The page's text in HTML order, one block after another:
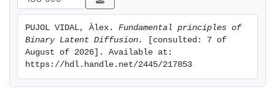
PUJOL VIDAL, Àlex. Fundamental principles of
Binary Latent Diffusion.
[consulted: 7 of
August of 2026]. Available at:
https://hdl.handle.net/2445/217853